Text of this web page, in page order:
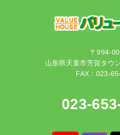
〒994-
山形県天童市芳賀タウ
FAX：023-
023-